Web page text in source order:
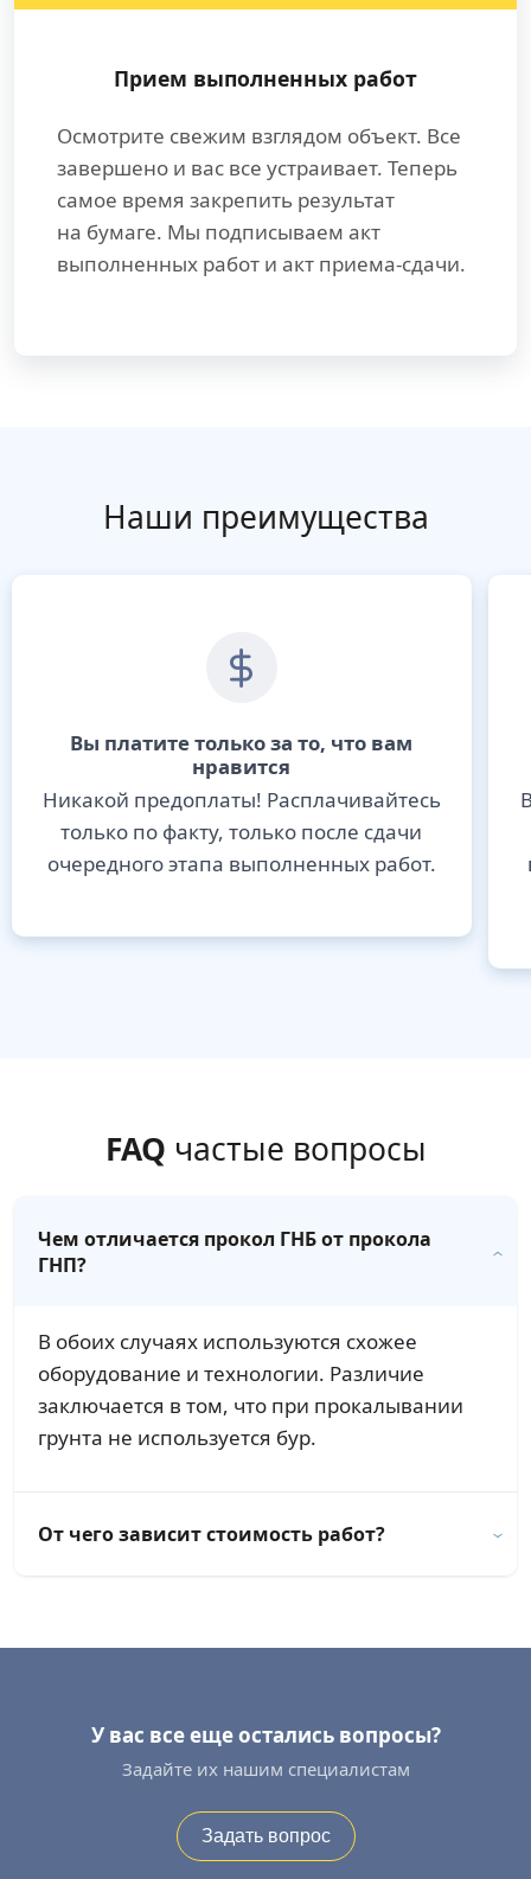
Прием выполненных работ
Осмотрите свежим взглядом объект. Все
завершено и вас все устраивает. Теперь
самое время закрепить результат
на бумаге. Мы подписываем акт
выполненных работ и акт приема-сдачи.
Наши преимущества
Вы платите только за то, что вам
нравится
Никакой предоплаты! Расплачивайтесь
только по факту, только после сдачи
очередного этапа выполненных работ.
FAQ частые вопросы
Чем отличается прокол ГНБ от прокола
ГНП?
В обоих случаях используются схожее
оборудование и технологии. Различие
заключается в том, что при прокалывании
грунта не используется бур.
От чего зависит стоимость работ?
У вас все еще остались вопросы?
Задайте их нашим специалистам
Задать вопрос